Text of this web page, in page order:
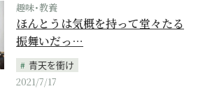
趣味･教養
ほんとうは気概を持って堂々たる
振舞いだっ…
青天を衝け
2021/7/17